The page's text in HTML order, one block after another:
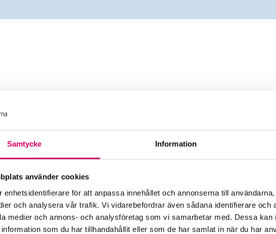
Samtycke Information
använder cookies
enhetsidentifierare för att anpassa innehållet och annonserna till
och analysera vår trafik. Vi vidarebefordrar även sådana identifierare och
medier och annons- och analysföretag som vi samarbetar med. Dessa
information som du har tillhandahållit eller som de har samlat in när du har